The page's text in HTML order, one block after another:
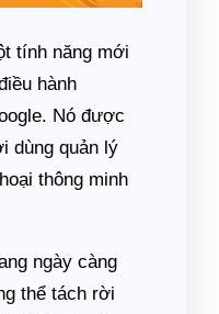
tính năng mới
hành
Nó được
dùng quản lý
thông minh
ngày càng
thể tách rời